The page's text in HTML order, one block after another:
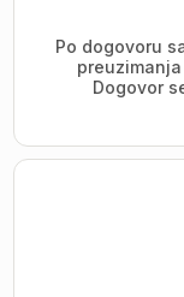
Po dogovoru
Dogovor